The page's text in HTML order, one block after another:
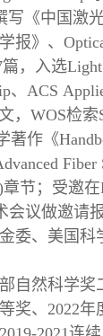
写《中国激
报》、
，入选
、ACS
，WOS检索
著作《
Fiber
节；受邀在
会议做邀请
委、美国科
自然科学奖
奖、2022年